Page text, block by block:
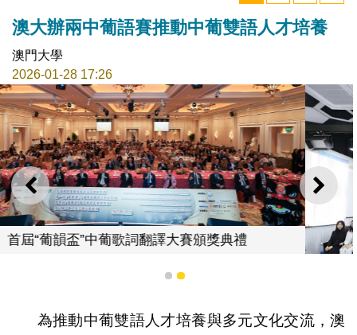
澳大辦兩中葡語賽推動中葡雙語人才培養
澳門大學
2026-01-28 17:26
上一則 下一
獎典禮
“第三屆中國高校葡語短視頻大賽
1 2
為推動中葡雙語人才培養與多元文化交流，澳